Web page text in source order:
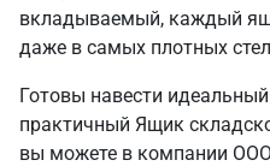
вкладываемый, каждый
даже в самых плотных
Готовы навести
практичный Ящик
вы можете в компании